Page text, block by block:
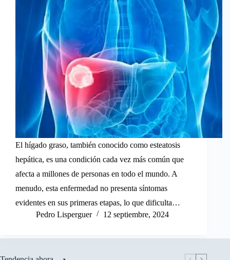
El hígado graso, también conocido como esteatosis
hepática, es una condición cada vez más común que
afecta a millones de personas en todo el mundo. A
menudo, esta enfermedad no presenta síntomas
evidentes en sus primeras etapas, lo que dificulta…
Pedro Lisperguer
12 septiembre, 2024